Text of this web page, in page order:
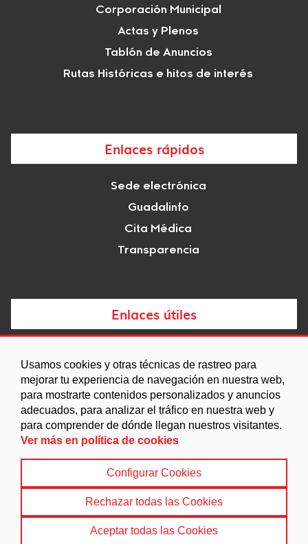
Usamos cookies y otras técnicas de rastreo para
mejorar tu experiencia de navegación en nuestra web,
para mostrarte contenidos personalizados y anuncios
adecuados, para analizar el tráfico en nuestra web y
para comprender de dónde llegan nuestros visitantes.
Ver más en política de cookies
Configurar Cookies
Rechazar todas las Cookies
Aceptar todas las Cookies
Corporación Municipal
Actas y Plenos
Tablón de Anuncios
Rutas Históricas e hitos de interés
Enlaces rápidos
Sede electrónica
Guadalinfo
Cita Médica
Transparencia
Enlaces útiles
Agenda
Ordenanzas
Entidades y asociaciones
© 2022 Ayuntamiento de Freila
Política de Cookies